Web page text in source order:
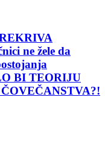
ne žele da
BI TEORIJU